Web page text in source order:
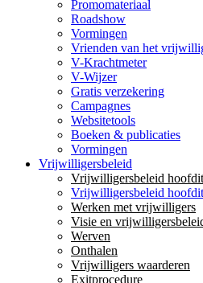
Promomateriaal
Roadshow
Vormingen
Vrienden van het
V-Krachtmeter
V-Wijzer
Gratis verzekering
Campagnes
Websitetools
Boeken & publicaties
Vormingen
Vrijwilligersbeleid
Vrijwilligersbeleid
Vrijwilligersbeleid
Werken met vrijwilligers
Visie en
Werven
Onthalen
Vrijwilligers waarderen
Exitprocedure